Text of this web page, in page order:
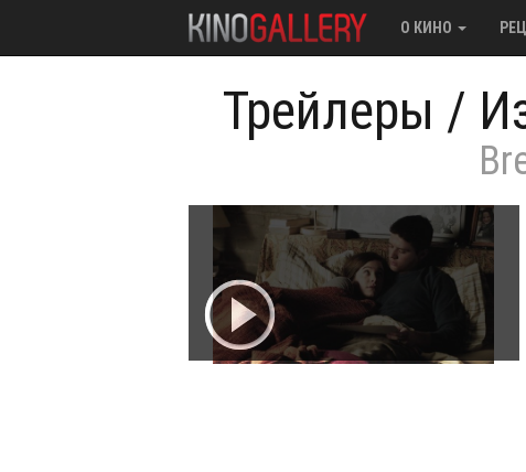
О КИНО
Трейлеры /